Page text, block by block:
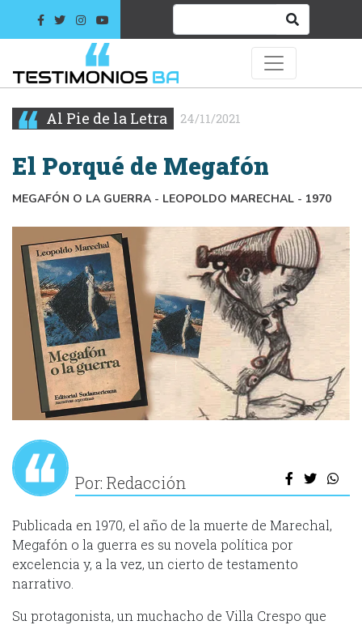
Al Pie de la Letra 24/11/2021
El Porqué de Megafón
MEGAFÓN O LA GUERRA - LEOPOLDO MARECHAL - 1970
Por: Redacción
Publicada en 1970, el año de la muerte de Marechal,
Megafón o la guerra es su novela política por
excelencia y, a la vez, un cierto de testamento
narrativo.
Su protagonista, un muchacho de Villa Crespo que